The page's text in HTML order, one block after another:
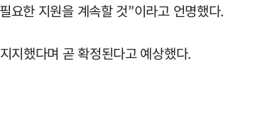
요한 지원을 계속할 것”이라고 언명했다.
지했다며 곧 확정된다고 예상했다.